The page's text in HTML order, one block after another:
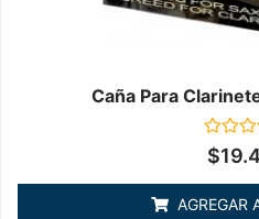
Caña Para
Valorado
en
de
5
$
AGREGAR